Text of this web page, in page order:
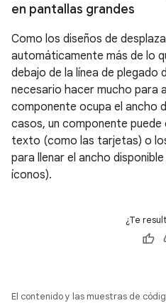
en pantallas grandes
Como los diseños de
automáticamente más de lo
debajo de la línea de plegado
necesario hacer mucho para
componente ocupa el ancho
casos, un componente
texto (como las tarjetas) o
para llenar el ancho
íconos).
¿Te
El contenido y las muestras de